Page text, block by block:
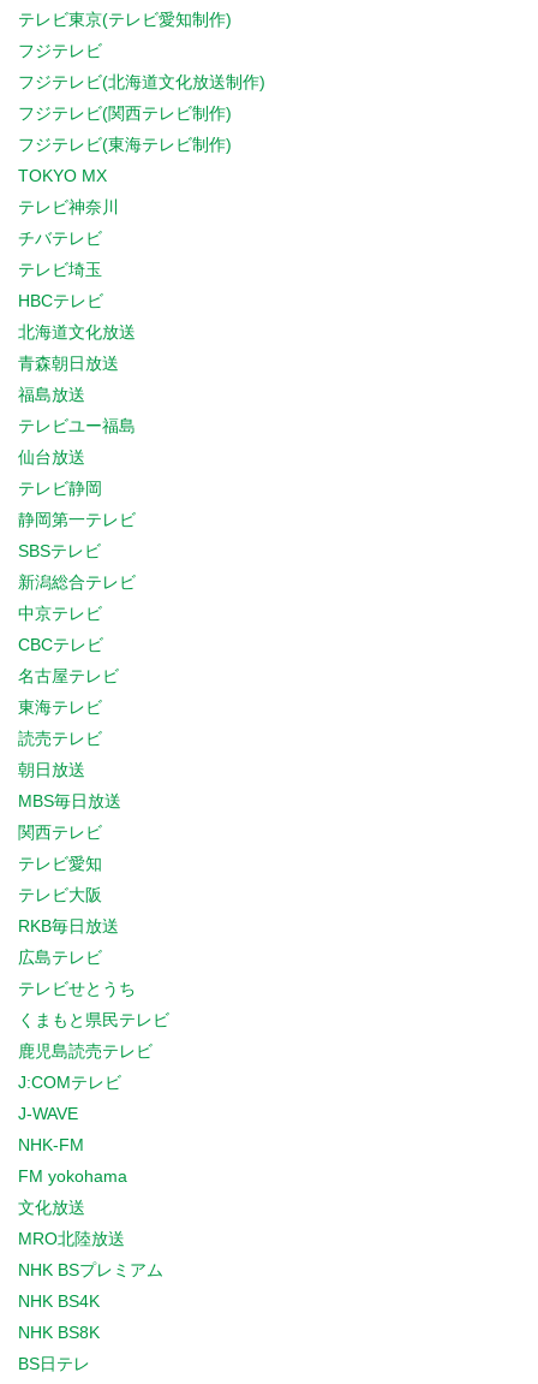
テレビ東京(テレビ愛知制作)
フジテレビ
フジテレビ(北海道文化放送制作)
フジテレビ(関西テレビ制作)
フジテレビ(東海テレビ制作)
TOKYO MX
テレビ神奈川
チバテレビ
テレビ埼玉
HBCテレビ
北海道文化放送
青森朝日放送
福島放送
テレビユー福島
仙台放送
テレビ静岡
静岡第一テレビ
SBSテレビ
新潟総合テレビ
中京テレビ
CBCテレビ
名古屋テレビ
東海テレビ
読売テレビ
朝日放送
MBS毎日放送
関西テレビ
テレビ愛知
テレビ大阪
RKB毎日放送
広島テレビ
テレビせとうち
くまもと県民テレビ
鹿児島読売テレビ
J:COMテレビ
J-WAVE
NHK-FM
FM yokohama
文化放送
MRO北陸放送
NHK BSプレミアム
NHK BS4K
NHK BS8K
BS日テレ